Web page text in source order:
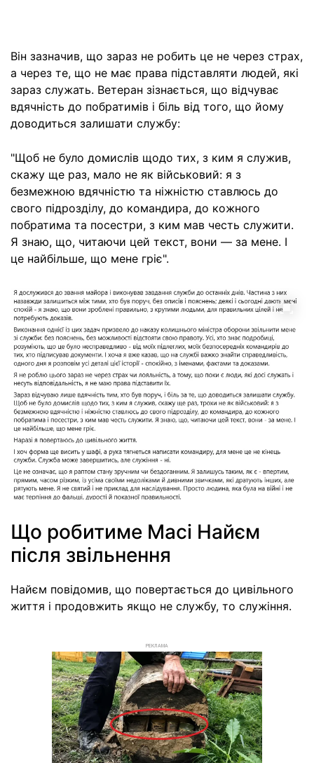
Він зазначив, що зараз не робить це не через страх,
а через те, що не має права підставляти людей, які
зараз служать. Ветеран зізнається, що відчуває
вдячність до побратимів і біль від того, що йому
доводиться залишати службу:
"Щоб не було домислів щодо тих, з ким я служив,
скажу ще раз, мало не як військовий: я з
безмежною вдячністю та ніжністю ставлюсь до
свого підрозділу, до командира, до кожного
побратима та посестри, з ким мав честь служити.
Я знаю, що, читаючи цей текст, вони — за мене. І
це найбільше, що мене гріє".
Що робитиме Масі Найєм
після звільнення
Найєм повідомив, що повертається до цивільного
життя і продовжить якщо не службу, то служіння.
РЕКЛАМА